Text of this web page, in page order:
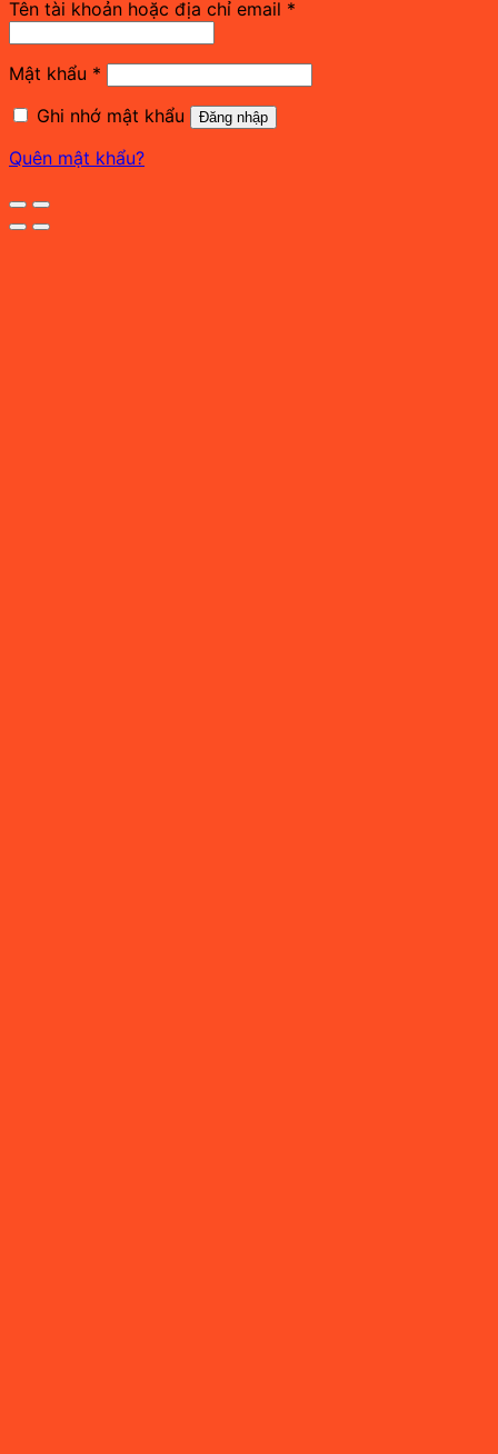
Tên tài khoản hoặc địa chỉ email *
Mật khẩu * Bắt
buộc
Ghi nhớ mật khẩu
Đăng nhập
Quên mật khẩu?